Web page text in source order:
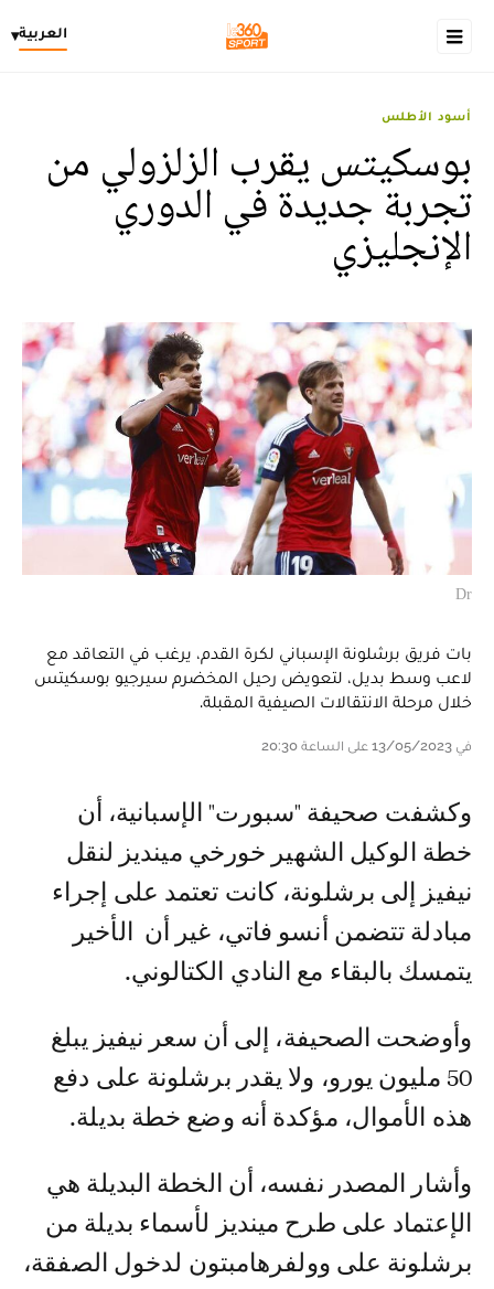
العربية▾
أسود الأطلس
بوسكيتس يقرب الزلزولي من
تجربة جديدة في الدوري
الإنجليزي
Dr
بات فريق برشلونة الإسباني لكرة القدم، يرغب في التعاقد مع
لاعب وسط بديل، لتعويض رحيل المخضرم سيرجيو بوسكيتس
خلال مرحلة الانتقالات الصيفية المقبلة.
في 13/05/2023 على الساعة 20:30
وكشفت صحيفة "سبورت" الإسبانية، أن
خطة الوكيل الشهير خورخي مينديز لنقل
نيفيز إلى برشلونة، كانت تعتمد على إجراء
مبادلة تتضمن أنسو فاتي، غير أن الأخير
يتمسك بالبقاء مع النادي الكتالوني.
وأوضحت الصحيفة، إلى أن سعر نيفيز يبلغ
50 مليون يورو، ولا يقدر برشلونة على دفع
هذه الأموال، مؤكدة أنه وضع خطة بديلة.
وأشار المصدر نفسه، أن الخطة البديلة هي
الإعتماد على طرح مينديز لأسماء بديلة من
برشلونة على وولفرهامبتون لدخول الصفقة،